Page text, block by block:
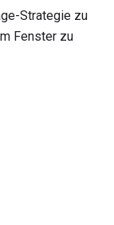
Strategie zu
Fenster zu